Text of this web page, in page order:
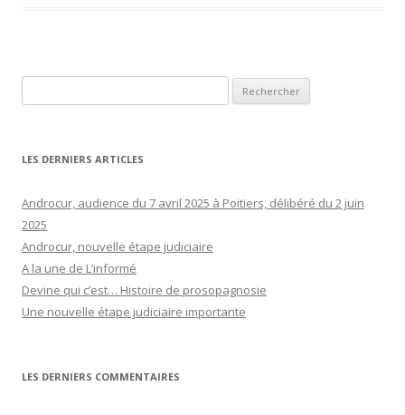
LES DERNIERS ARTICLES
Androcur, audience du 7 avril 2025 à Poitiers, délibéré du 2 juin
2025
Androcur, nouvelle étape judiciaire
A la une de L’informé
Devine qui c’est… Histoire de prosopagnosie
Une nouvelle étape judiciaire importante
LES DERNIERS COMMENTAIRES